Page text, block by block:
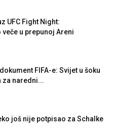
UFC Fight Night:
veče u prepunoj Areni
FIFA-e: Svijet u šoku
za naredni...
još nije potpisao za Schalke